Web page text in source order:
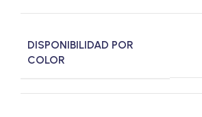
DISPONIBILIDAD POR
COLOR